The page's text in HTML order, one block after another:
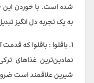
شده است. با خوردن این
به یک تجربه دل انگیز
1. باقلوا : باقلوا که
نمادین‌ترین غذاهای
شیرین علاقمند است